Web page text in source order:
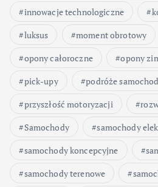
innowacje technologiczne
luksus
moment obrotowy
opony całoroczne
opony
pick-upy
podróże
przyszłość motoryzacji
Samochody
samochody
samochody koncepcyjne
samochody terenowe